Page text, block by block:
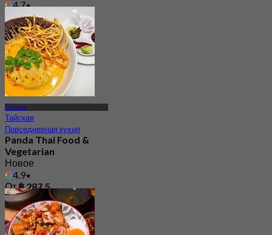
4.7
От฿ 530
Самсен
Тайская
Повседневная кухня
Panda Thai Food &
Vegetarian
Новое
4.9
От฿ 287.5